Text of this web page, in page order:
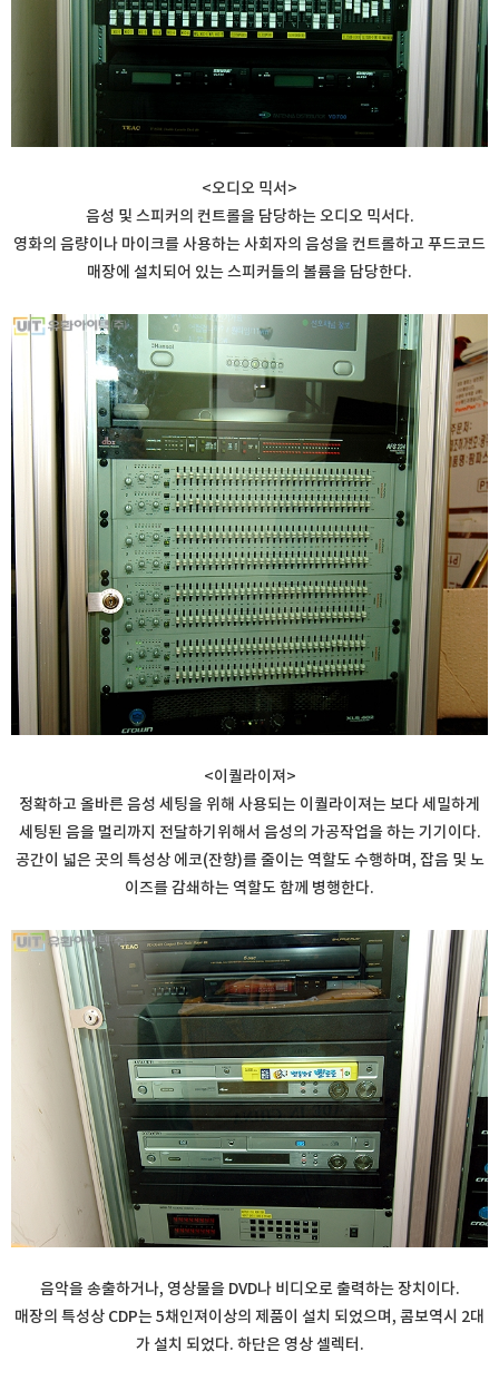
<오디오 믹서>
음성 및 스피커의 컨트롤을 담당하는 오디오 믹서다.
영화의 음량이나 마이크를 사용하는 사회자의 음성을 컨트롤하고 푸드코드
매장에 설치되어 있는 스피커들의 볼륨을 담당한다.
<이퀄라이져>
정확하고 올바른 음성 세팅을 위해 사용되는 이퀄라이져는 보다 세밀하게
세팅된 음을 멀리까지 전달하기위해서 음성의 가공작업을 하는 기기이다.
공간이 넓은 곳의 특성상 에코(잔향)를 줄이는 역할도 수행하며, 잡음 및 노
이즈를 감쇄하는 역할도 함께 병행한다.
음악을 송출하거나, 영상물을 DVD나 비디오로 출력하는 장치이다.
매장의 특성상 CDP는 5채인져이상의 제품이 설치 되었으며, 콤보역시 2대
가 설치 되었다. 하단은 영상 셀렉터.